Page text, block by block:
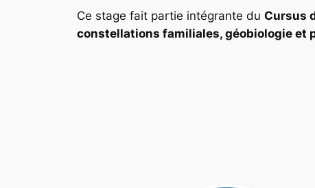
Ce stage fait partie intégrante du Cursus
constellations familiales, géobiologie et